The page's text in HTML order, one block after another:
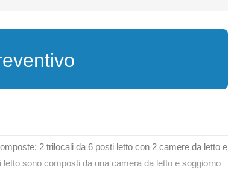
2 trilocali da 6 posti letto con 2 camere da letto e
sono composti da una camera da letto e soggiorno